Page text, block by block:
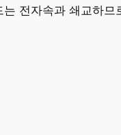
전자속과 쇄교하